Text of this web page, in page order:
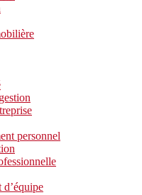
personnel
d’équipe